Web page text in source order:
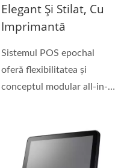
Elegant Și Stilat, Cu
Imprimantă
Sistemul POS epochal
oferă flexibilitatea și
conceptul modular all-in-